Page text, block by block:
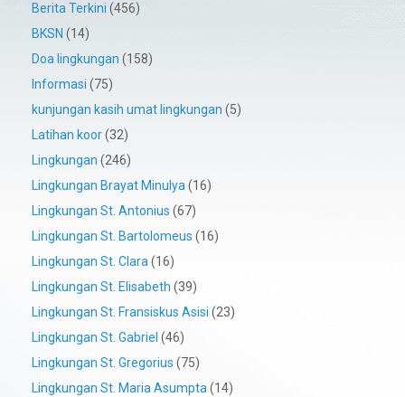
Berita Terkini (456)
BKSN (14)
Doa lingkungan (158)
Informasi (75)
kunjungan kasih umat lingkungan (5)
Latihan koor(32)
Lingkungan (246)
Lingkungan Brayat Minulya(16)
Lingkungan St. Antonius (67)
Lingkungan St. Bartolomeus (16)
Lingkungan St. Clara(16)
Lingkungan St. Elisabeth (39)
Lingkungan St. Fransiskus Asisi (23)
Lingkungan St. Gabriel (46)
Lingkungan St. Gregorius (75)
Lingkungan St. Maria Asumpta(14)